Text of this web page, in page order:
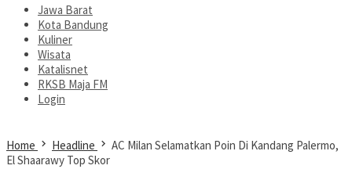
Jawa Barat
Kota Bandung
Kuliner
Wisata
Katalisnet
RKSB Maja FM
Login
Home Headline
AC Milan Selamatkan Poin Di Kandang Palermo,
El Shaarawy Top Skor